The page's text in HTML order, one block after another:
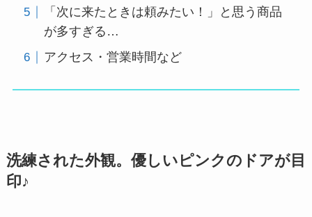
「次に来たときは頼みたい！」と思う商品
が多すぎる…
アクセス・営業時間など
洗練された外観。優しいピンクのドアが目
印♪